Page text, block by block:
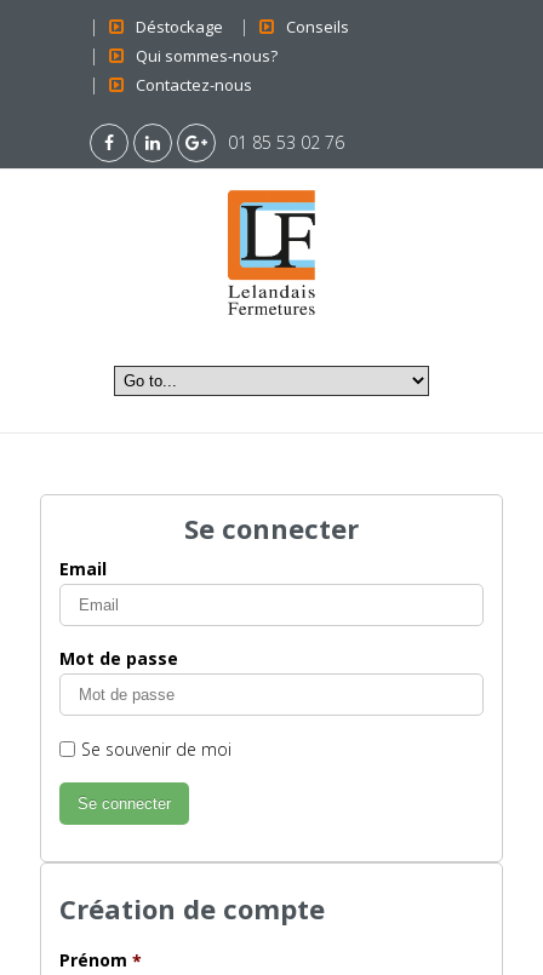
Déstockage
Conseils
Qui sommes-nous?
Contactez-nous
01 85 53 02 76
Se connecter
Email
Mot de passe
Se souvenir de moi
Création de compte
Prénom *